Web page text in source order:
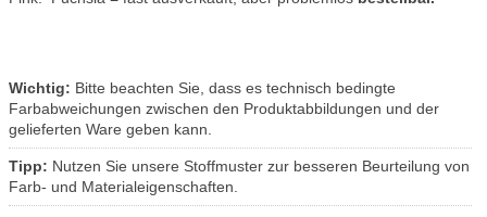
Wichtig: Bitte beachten Sie, dass es technisch bedingte
Farbabweichungen zwischen den Produktabbildungen und der
gelieferten Ware geben kann.
Tipp: Nutzen Sie unsere Stoffmuster zur besseren Beurteilung von
Farb- und Materialeigenschaften.